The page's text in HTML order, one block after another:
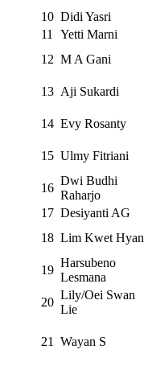
10 Didi Yasri
11
Yetti Marni
12 M A Gani
13 Aji Sukardi
14 Evy Rosanty
15 Ulmy Fitriani
16
Dwi Budhi
Raharjo
17 Desiyanti AG
18 Lim Kwet Hyan
19
Harsubeno
Lesmana
20
Lily/Oei Swan
Lie
21 Wayan S